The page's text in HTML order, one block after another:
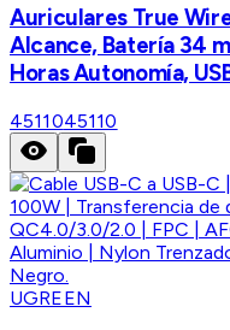
Auriculares True
Alcance, Batería 34
Horas Autonomía,
4511045110
UGREEN